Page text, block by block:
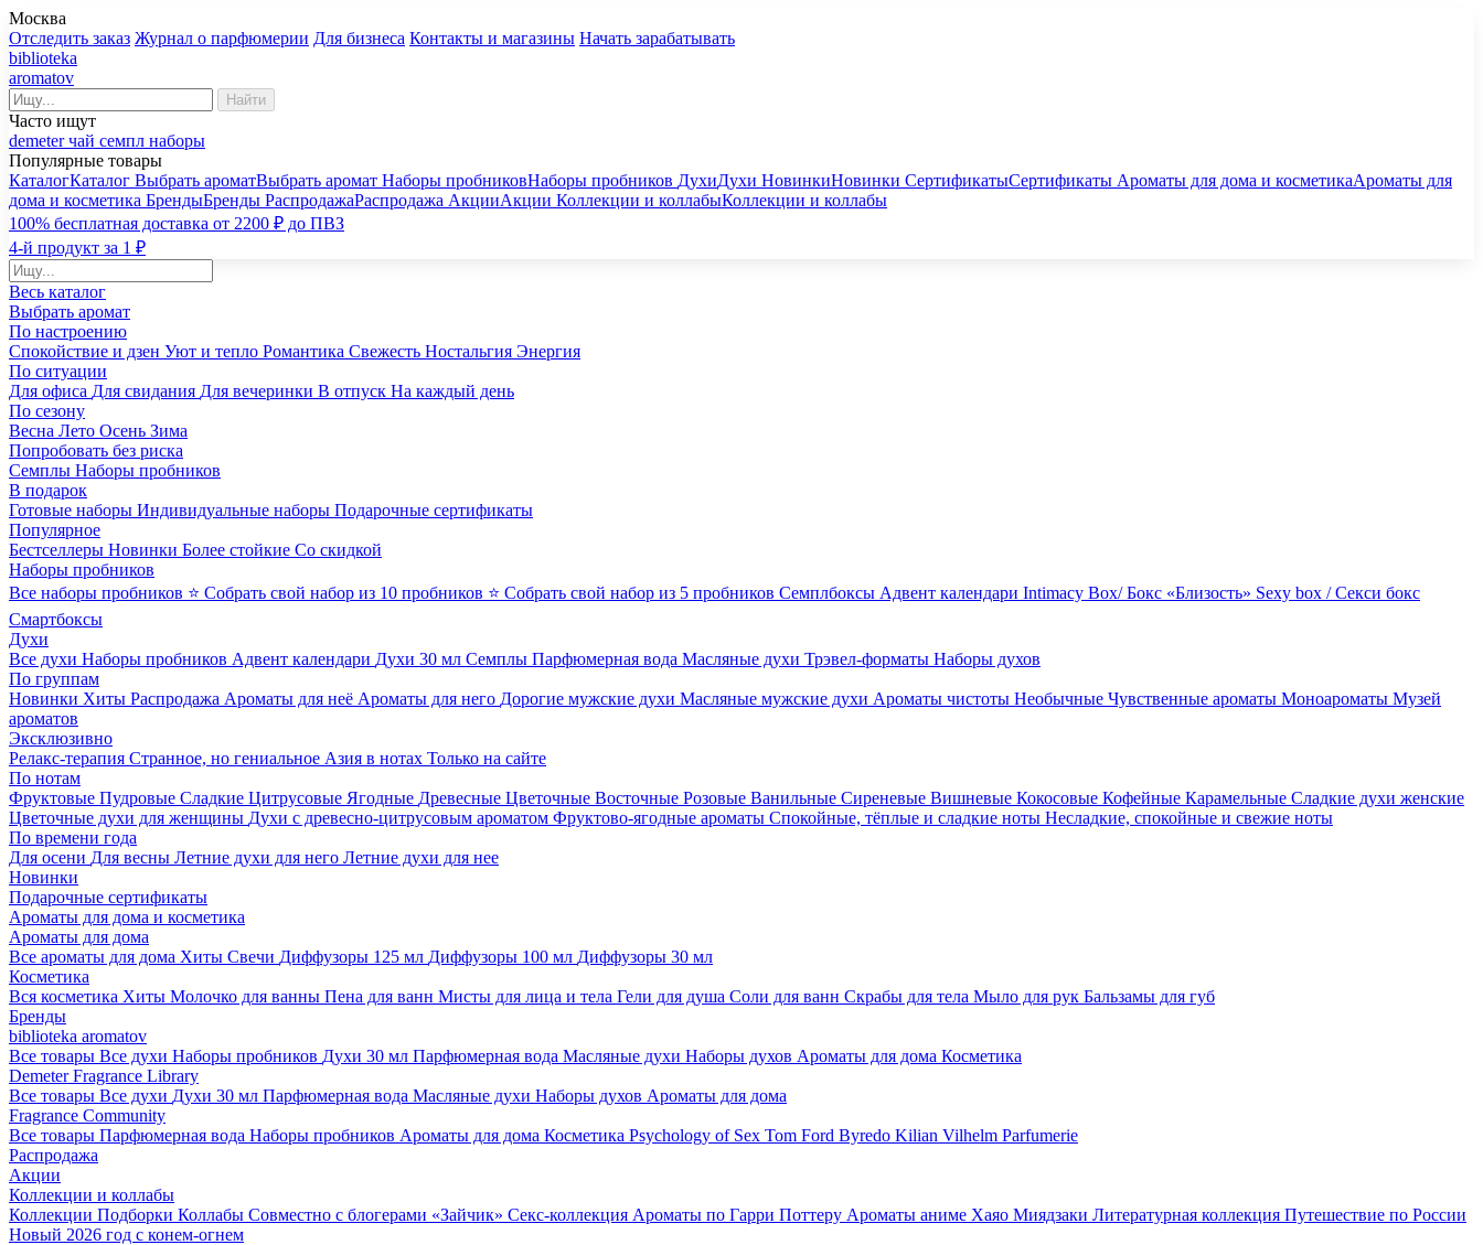
Москва
Отследить заказ Журнал о парфюмерии Для бизнеса Контакты и магазины Начать зарабатывать
biblioteka
aromatov
Найти
Часто ищут
demeterчай семпл наборы
Популярные товары
КаталогКаталог Выбрать ароматВыбрать аромат Наборы пробниковНаборы пробников ДухиДухи НовинкиНовинки СертификатыСертификаты Ароматы для дома и косметикаАроматы для
дома и косметика БрендыБренды РаспродажаРаспродажа АкцииАкции Коллекции и коллабыКоллекции и коллабы
100% бесплатная доставка от 2200 ₽ до ПВЗ
4-й продукт за 1 ₽
Весь каталог
Выбрать аромат
По настроению
Спокойствие и дзен Уют и тепло Романтика Свежесть Ностальгия Энергия
По ситуации
Для офиса Для свидания Для вечеринки В отпуск На каждый день
По сезону
Весна Лето Осень Зима
Попробовать без риска
Семплы Наборы пробников
В подарок
Готовые наборы Индивидуальные наборы Подарочные сертификаты
Популярное
Бестселлеры Новинки Более стойкие Со скидкой
Наборы пробников
Все наборы пробников ⭐ Собрать свой набор из 10 пробников ⭐ Собрать свой набор из 5 пробников Семплбоксы Адвент календари Intimacy Box/ Бокс «Близость» Sexy box / Секси бокс
Смартбоксы
Духи
Все духи Наборы пробников Адвент календари Духи 30 мл Семплы Парфюмерная вода Масляные духи Трэвел-форматы Наборы духов
По группам
Новинки Хиты Распродажа Ароматы для неё Ароматы для него Дорогие мужские духи Масляные мужские духи Ароматы чистоты Необычные Чувственные ароматы Моноароматы Музей
ароматов
Эксклюзивно
Релакс-терапия Странное, но гениальное Азия в нотах Только на сайте
По нотам
Фруктовые Пудровые Сладкие Цитрусовые Ягодные Древесные Цветочные Восточные Розовые Ванильные Сиреневые Вишневые Кокосовые Кофейные Карамельные Сладкие духи женские
Цветочные духи для женщины Духи с древесно-цитрусовым ароматом Фруктово-ягодные ароматы Спокойные, тёплые и сладкие ноты Несладкие, спокойные и свежие ноты
По времени года
Для осени Для весны Летние духи для него Летние духи для нее
Новинки
Подарочные сертификаты
Ароматы для дома и косметика
Ароматы для дома
Все ароматы для дома Хиты Свечи Диффузоры 125 мл Диффузоры 100 мл Диффузоры 30 мл
Косметика
Вся косметика Хиты Молочко для ванны Пена для ванн Мисты для лица и тела Гели для душа Соли для ванн Скрабы для тела Мыло для рук Бальзамы для губ
Бренды
biblioteka aromatov
Все товары Все духи Наборы пробников Духи 30 мл Парфюмерная вода Масляные духи Наборы духов Ароматы для дома Косметика
Demeter Fragrance Library
Все товары Все духи Духи 30 мл Парфюмерная вода Масляные духи Наборы духов Ароматы для дома
Fragrance Community
Все товары Парфюмерная вода Наборы пробников Ароматы для дома Косметика Psychology of Sex Tom Ford Byredo Kilian Vilhelm Parfumerie
Распродажа
Акции
Коллекции и коллабы
Коллекции Подборки Коллабы Совместно с блогерами «Зайчик» Секс-коллекция Ароматы по Гарри Поттеру Ароматы аниме Хаяо Миядзаки Литературная коллекция Путешествие по России
Новый 2026 год с конем-огнем